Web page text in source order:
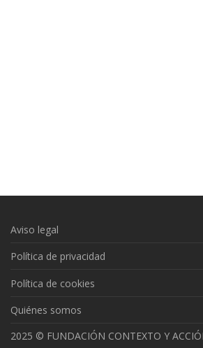
Aviso legal
Política de privacidad
Política de cookies
Quiénes somos
2025 © FUNDACIÓN CONTEXTO Y